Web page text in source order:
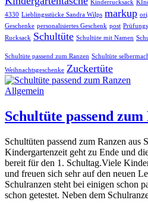
Kinderrucksack
4330 Lieblingsstücke Sandra Wilps markup
Geschenke personalisiertes Geschenk post
Rucksack Schultüte Schultüte mit Namen
Schultüte passend zum Ranzen Schultüte
Weihnachtsgeschenke Zuckertüte
Allgemein
Schultüte passend zum
Schultüten passend zum Ranzen
Kindergartenzeit geht zu Ende und
bereit für den 1. Schultag.Viele
und freuen sich sehr auf den neuen
Schulranzen steht bei einigen schon
schon getestet. Neben dem